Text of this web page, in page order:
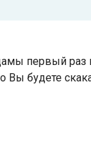
первый раз
Вы будете